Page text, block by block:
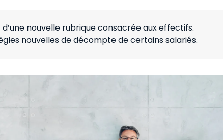
nouvelle rubrique consacrée aux effectifs.
nouvelles de décompte de certains salariés.